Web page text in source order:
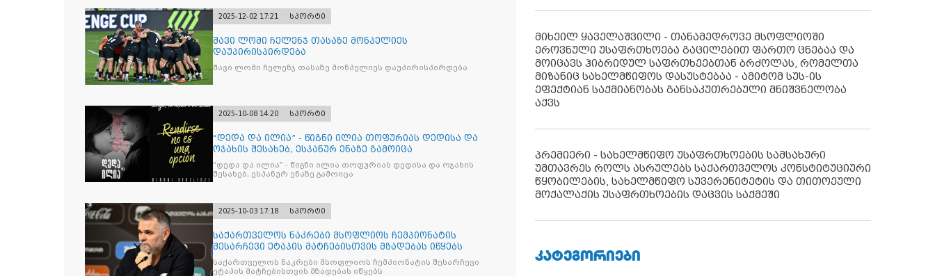
2025-12-02 17:21 სპორტი
შავი ლომი ჩელენჯ თასაზე მონპელიეს
დაუპირისპირდება
შავი ლომი ჩელენჯ თასაზე მონპელიეს დაუპირისპირდება
2025-10-08 14:20 სპორტი
“დედა და ილია” - წიგნი ილია თოფურიას დედისა და
ოჯახის შესახებ, ესპანურ ენაზე გამოიცა
“დედა და ილია” - წიგნი ილია თოფურიას დედისა და ოჯახის
შესახებ, ესპანურ ენაზე გამოიცა
2025-10-03 17:18 სპორტი
საქართველოს ნაკრები მსოფლიოს ჩემპიონატის
შესარჩევი ეტაპის მატჩებისთვის მზადებას იწყებს
საქართველოს ნაკრები მსოფლიოს ჩემპიონატის შესარჩევი
ეტაპის მატჩებისთვის მზადებას იწყებს
მიხეილ ყაველაშვილი - თანამედროვე მსოფლიოში
ეროვნული უსაფრთხოება გაცილებით ფართო ცნებაა და
მოიცავს ჰიბრიდულ საფრთხეებთან ბრძოლას, რომელთა
მიზანიც სახელმწიფოს დასუსტებაა - ამიტომ სუს-ის
ეფექტიან საქმიანობას განსაკუთრებული მნიშვნელობა
აქვს
პრემიერი - სახელმწიფო უსაფრთხოების სამსახური
უმთავრეს როლს ასრულებს საქართველოს კონსტიტუციური
წყობილების, სახელმწიფო სუვერენიტეტის და თითოეული
მოქალაქის უსაფრთხოების დაცვის საქმეში
ᲙᲐᲢᲔᲒᲝᲠᲘᲔᲑᲘ